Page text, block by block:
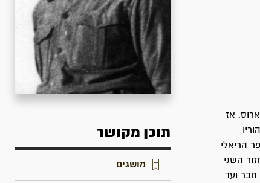
בלארוס, אז
למד בבית הספר הריאלי
כפר גלעדי. בשנים 1936-1938 למד במחזור השני
קיבוץ חולתה, שם נישא והתגורר עד 1941 והיה חבר ועד
תוכן מקושר
מושגים